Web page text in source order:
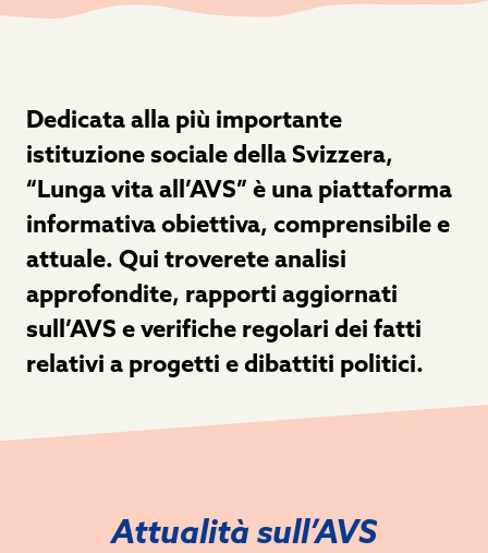
Dedicata alla più importante
istituzione sociale della Svizzera,
“Lunga vita all’AVS” è una piattaforma
informativa obiettiva, comprensibile e
attuale. Qui troverete analisi
approfondite, rapporti aggiornati
sull’AVS e verifiche regolari dei fatti
relativi a progetti e dibattiti politici.
Attualità sull’AVS